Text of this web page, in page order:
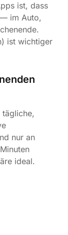
ist, dass
im Auto,
ist wichtiger
nur an
ideal.